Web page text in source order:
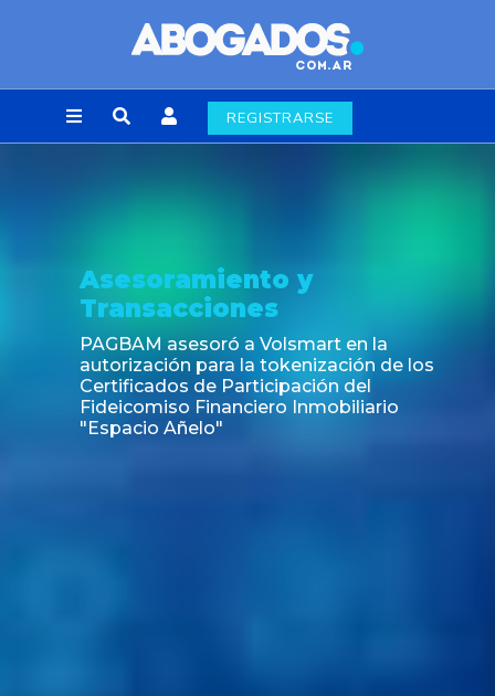
REGISTRARSE
Asesoramiento y
Transacciones
PAGBAM asesoró a Volsmart en la
autorización para la tokenización de los
Certificados de Participación del
Fideicomiso Financiero Inmobiliario
"Espacio Añelo"